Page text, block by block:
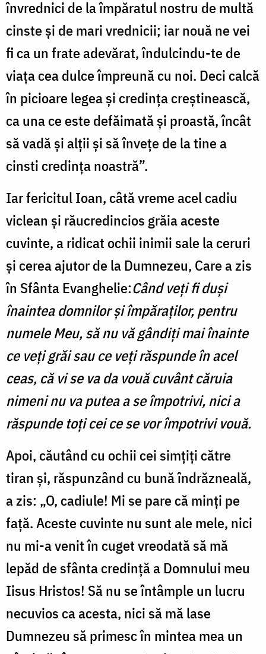
învrednici de la împăratul nostru de multă
cinste și de mari vrednicii; iar nouă ne vei
fi ca un frate adevărat, îndulcindu-te de
viața cea dulce împreună cu noi. Deci calcă
în picioare legea și credința creștinească,
ca una ce este defăimată și proastă, încât
să vadă și alții și să învețe de la tine a
cinsti credința noastră”.
Iar fericitul Ioan, câtă vreme acel cadiu
viclean și răucredincios grăia aceste
cuvinte, a ridicat ochii inimii sale la ceruri
și cerea ajutor de la Dumnezeu, Care a zis
în Sfânta Evanghelie:Când veți fi duși
înaintea domnilor și împăraților, pentru
numele Meu, să nu vă gândiți mai înainte
ce veți grăi sau ce veți răspunde în acel
ceas, că vi se va da vouă cuvânt căruia
nimeni nu va putea a se împotrivi, nici a
răspunde toți cei ce se vor împotrivi vouă.
Apoi, căutând cu ochii cei simțiți către
tiran și, răspunzând cu bună îndrăzneală,
a zis: „O, cadiule! Mi se pare că minți pe
față. Aceste cuvinte nu sunt ale mele, nici
nu mi-a venit în cuget vreodată să mă
lepăd de sfânta credință a Domnului meu
Iisus Hristos! Să nu se întâmple un lucru
necuvios ca acesta, nici să mă lase
Dumnezeu să primesc în mintea mea un